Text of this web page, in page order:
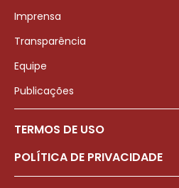
Imprensa
Transparência
Equipe
Publicações
TERMOS DE USO
POLÍTICA DE PRIVACIDADE